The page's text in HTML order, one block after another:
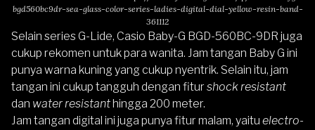
bgd560bc9dr-sea-glass-color-series-ladies-digital-dial-yellow-resin-band-
361112
Selain series G-Lide, Casio Baby-G BGD-560BC-9DR juga
cukup rekomen untuk para wanita. Jam tangan Baby G ini
punya warna kuning yang cukup nyentrik. Selain itu, jam
tangan ini cukup tangguh dengan fitur shock resistant
dan water resistanthingga 200 meter.
Jam tangan digital ini juga punya fitur malam, yaitu electro-